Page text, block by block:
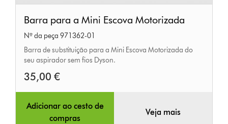
para
a
Mini
Escova
Motorizada
Barra para a Mini Escova Motorizada
Nº da peça 971362-01
Barra de substituição para a Mini Escova Motorizada do
seu aspirador sem fios Dyson.
35,00 €
Adicionar ao cesto de
compras
Veja mais